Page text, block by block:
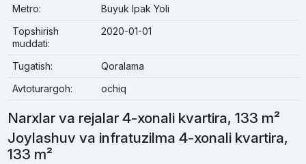
Metro:
Buyuk Ipak Yoli
Topshirish
muddati:
2020-01-01
Tugatish:
Qoralama
Avtoturargoh:
ochiq
Narxlar va rejalar 4-xonali kvartira, 133 m²
Joylashuv va infratuzilma 4-xonali kvartira,
133 m²